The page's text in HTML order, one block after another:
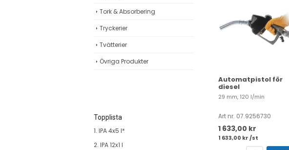
Tork & Absorbering
Tryckerier
Tvätterier
Övriga Produkter
Topplista
1. IPA 4x5 l*
2. IPA 12x1 l
Automatpistol för
diesel
29 mm, 120 l/min
Art nr. 07.9256730
1 633,00 kr
1 633,00 kr /st